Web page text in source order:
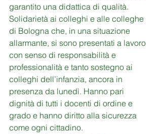
garantito una didattica di qualità.
Solidarietà ai colleghi e alle colleghe
di Bologna che, in una situazione
allarmante, si sono presentati a lavoro
con senso di responsabilità e
professionalità e tanto sostegno ai
colleghi dell’infanzia, ancora in
presenza da lunedì. Hanno pari
dignità di tutti i docenti di ordine e
grado e hanno diritto alla sicurezza
come ogni cittadino.